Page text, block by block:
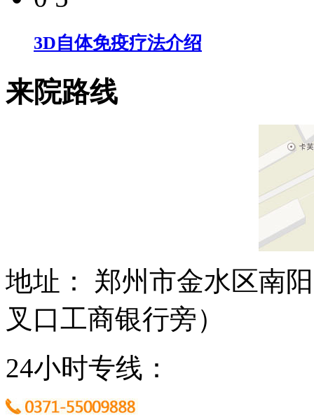
3D自体免疫疗法介绍
来院路线
地址： 郑州市金水区南
叉口工商银行旁）
24小时专线：